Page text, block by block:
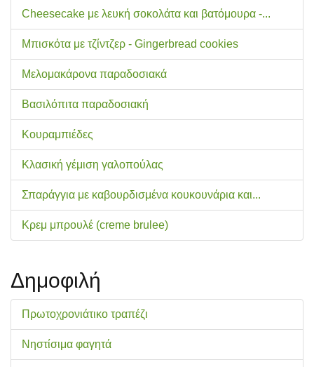
Cheesecake με λευκή σοκολάτα και βατόμουρα -...
Μπισκότα με τζίντζερ - Gingerbread cookies
Μελομακάρονα παραδοσιακά
Βασιλόπιτα παραδοσιακή
Κουραμπιέδες
Κλασική γέμιση γαλοπούλας
Σπαράγγια με καβουρδισμένα κουκουνάρια και...
Κρεμ μπρουλέ (creme brulee)
Δημοφιλή
Πρωτοχρονιάτικο τραπέζι
Νηστίσιμα φαγητά